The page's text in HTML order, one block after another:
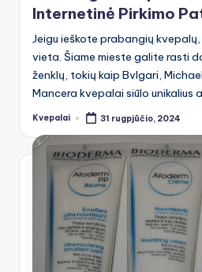
Internetinė Pirkimo
Jeigu ieškote prabangių
vieta. Šiame mieste galite rasti
ženklų, tokių kaip Bvlgari, Michael
Mancera kvepalai siūlo unikalius
Posted
Kvepalai 31 rugpjūčio, 2024